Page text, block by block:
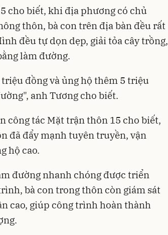
cho biết, khi địa phương có chủ
thôn, bà con trên địa bàn đều rất
đều tự dọn dẹp, giải tỏa cây trồng,
làm đường.
đồng và ủng hộ thêm 5 triệu
anh Tương cho biết.
công tác Mặt trận thôn 15 cho biết,
đã đẩy mạnh tuyên truyền, vận
hộ cao.
đường nhanh chóng được triển
bà con trong thôn còn giám sát
cao, giúp công trình hoàn thành